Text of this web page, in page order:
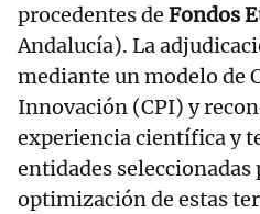
procedentes de Fondos
Andalucía). La
mediante un modelo de
Innovación (CPI) y
experiencia científica y
entidades
optimización de estas